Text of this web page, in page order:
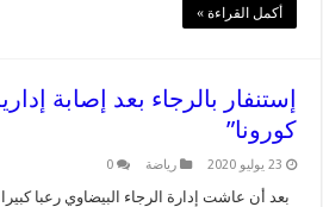
أكمل القراءة »
إستنفار بالرجاء بعد إصابة
كورونا”
23 يوليو 2020 رياضة 0
بعد أن عاشت إدارة الرجاء البيضاوي رعبا